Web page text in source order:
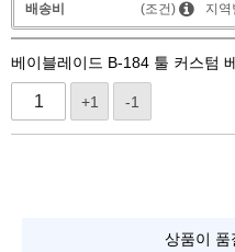
배송비 (조건) 지역
베이블레이드 B-184 툴 커스텀
+1 -1
상품이 품